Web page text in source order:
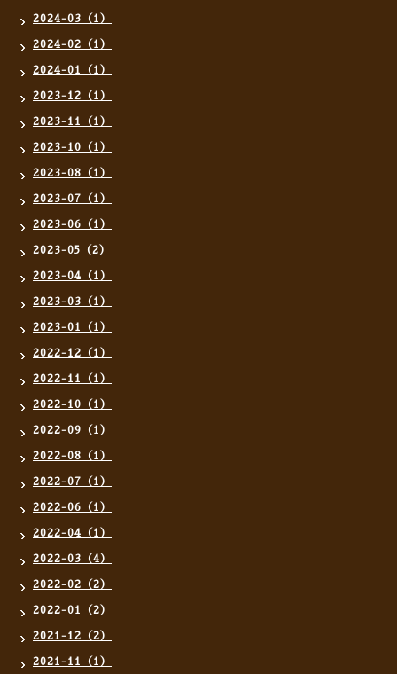
2024-03（1）
2024-02（1）
2024-01（1）
2023-12（1）
2023-11（1）
2023-10（1）
2023-08（1）
2023-07（1）
2023-06（1）
2023-05（2）
2023-04（1）
2023-03（1）
2023-01（1）
2022-12（1）
2022-11（1）
2022-10（1）
2022-09（1）
2022-08（1）
2022-07（1）
2022-06（1）
2022-04（1）
2022-03（4）
2022-02（2）
2022-01（2）
2021-12（2）
2021-11（1）